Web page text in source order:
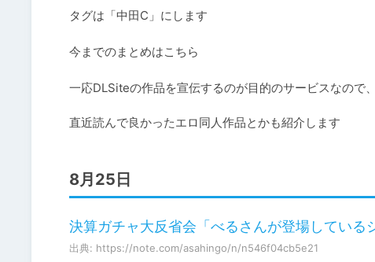
タグは「中田C」にします
今までのまとめはこちら
一応DLSiteの作品を宣伝するのが目的のサービスなので、
直近読んで良かったエロ同人作品とかも紹介します
8月25日
決算ガチャ大反省会「べるさんが登場している
出典: https://note.com/asahingo/n/n546f04cb5e21